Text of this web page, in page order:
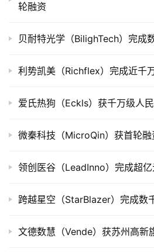
投
业
院
轮融资
贝耐特光学（BilighTech）完成
利势凯美（Richflex）完成近千
爱氏热狗（Eckls）获千万级人
微秦科技（MicroQin）获首轮融
领创医谷（LeadInno）完成超
跨越星空（StarBlazer）完成数
文德数慧（Vende）获苏州高新